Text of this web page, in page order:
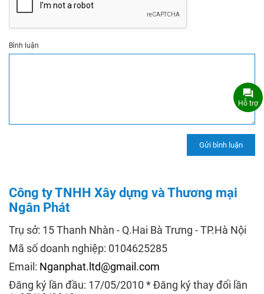
Bình luận
Công ty TNHH Xây dựng và Thương mại
Ngân Phát
Trụ sở: 15 Thanh Nhàn - Q.Hai Bà Trưng - TP.Hà Nội
Mã số doanh nghiệp: 0104625285
Email: Nganphat.ltd@gmail.com
Đăng ký lần đầu: 17/05/2010 * Đăng ký thay đổi lần
Hỗ trợ